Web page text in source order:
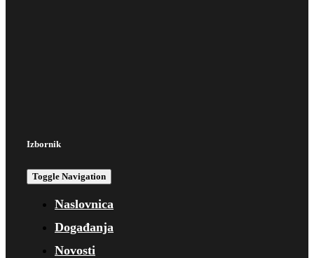
Izbornik
Toggle Navigation
Naslovnica
Događanja
Novosti